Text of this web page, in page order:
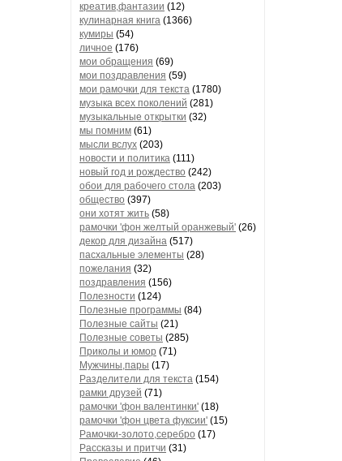
креатив,фантазии (12)
кулинарная книга (1366)
кумиры (54)
личное (176)
мои обращения (69)
мои поздравления (59)
мои рамочки для текста (1780)
музыка всех поколений (281)
музыкальные открытки (32)
мы помним (61)
мысли вслух (203)
новости и политика (111)
новый год и рождество (242)
обои для рабочего стола (203)
общество (397)
они хотят жить (58)
рамочки 'фон желтый оранжевый' (26)
декор для дизайна (517)
пасхальные элементы (28)
пожелания (32)
поздравления (156)
Полезности (124)
Полезные программы (84)
Полезные сайты (21)
Полезные советы (285)
Приколы и юмор (71)
Мужчины,пары (17)
Разделители для текста (154)
рамки друзей (71)
рамочки 'фон валентинки' (18)
рамочки 'фон цвета фуксии' (15)
Рамочки-золото,серебро (17)
Рассказы и притчи (31)